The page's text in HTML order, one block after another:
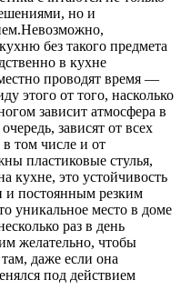
но и
без такого предмета
в кухне
проводят время —
этого от того, насколько
зависит атмосфера в
зависят от всех
том числе и от
пластиковые стулья,
кухне, это устойчивость
и постоянным резким
уникальное место в доме
раз в день
желательно, чтобы
даже если она
под действием